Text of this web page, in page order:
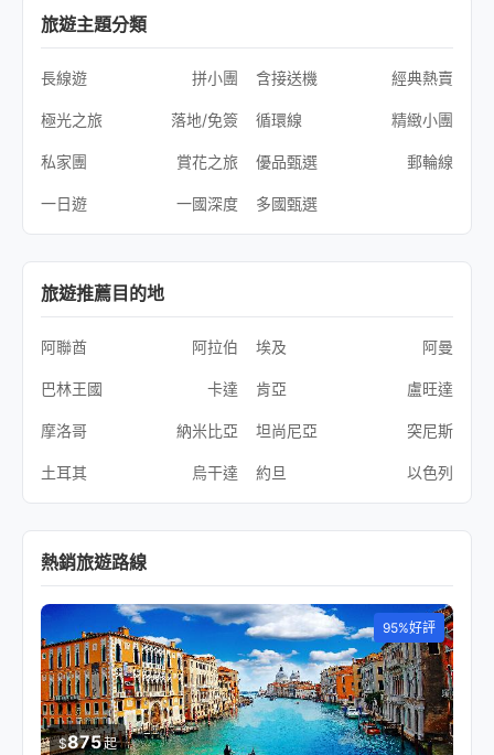
旅遊主題分類
長線遊 拼小團 含接送機 經典熱賣
極光之旅 落地/免簽 循環線 精緻小團
私家團 賞花之旅 優品甄選 郵輪線
一日遊 一國深度 多國甄選
旅遊推薦目的地
阿聯酋 阿拉伯 埃及 阿曼
巴林王國 卡達 肯亞 盧旺達
摩洛哥 納米比亞 坦尚尼亞 突尼斯
土耳其 烏干達 約旦 以色列
熱銷旅遊路線
95%好評
$875起